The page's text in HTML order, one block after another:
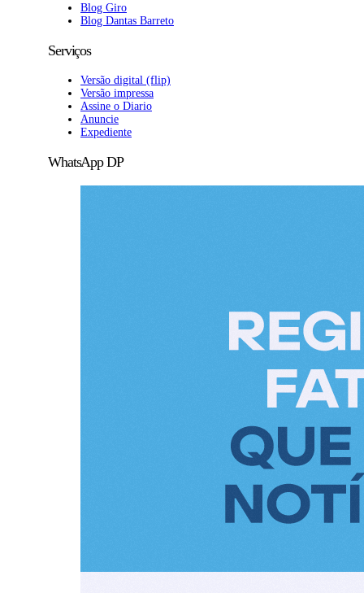
Blog Giro
Blog Dantas Barreto
Serviços
Versão digital (flip)
Versão impressa
Assine o Diario
Anuncie
Expediente
WhatsApp DP